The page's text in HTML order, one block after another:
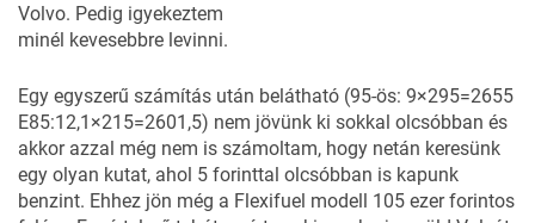
Volvo. Pedig igyekeztem
minél kevesebbre levinni.
Egy egyszerű számítás után belátható (95-ös: 9×295=2655
E85:12,1×215=2601,5) nem jövünk ki sokkal olcsóbban és
akkor azzal még nem is számoltam, hogy netán keresünk
egy olyan kutat, ahol 5 forinttal olcsóbban is kapunk
benzint. Ehhez jön még a Flexifuel modell 105 ezer forintos